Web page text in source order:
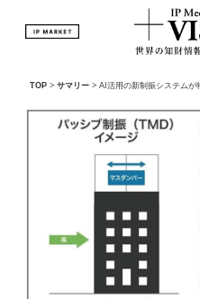
TOP > サマリー > AI活用の新制振システムが